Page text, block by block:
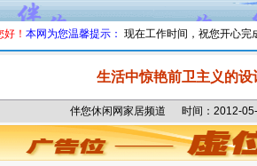
好！ 本网为您温馨提示： 现在工作时间，祝您开心完
生活中惊艳前卫主义的
伴您休闲网家居频道 时间：2012-